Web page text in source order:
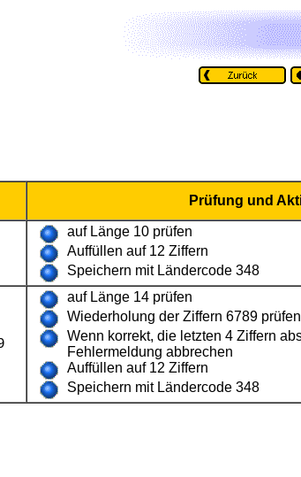
Prüfung und
auf Länge 10 prüfen
Auffüllen auf 12 Ziffern
Speichern mit Ländercode 348
auf Länge 14 prüfen
Wiederholung der Ziffern 6789 prüfen
Wenn korrekt, die letzten 4 Ziffern
Fehlermeldung abbrechen
Auffüllen auf 12 Ziffern
Speichern mit Ländercode 348